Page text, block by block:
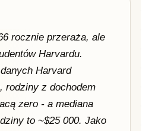
rocznie przeraża, ale
Harvardu.
Harvard
rodziny z dochodem
zero - a mediana
to ~$25 000. Jako